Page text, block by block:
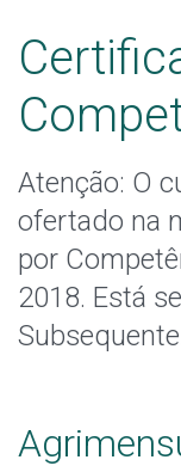
Especialização
Pós-graduação
Educação a
Transferências e
Parcerias
Atenção: O
ofertado na
por
2018. Está